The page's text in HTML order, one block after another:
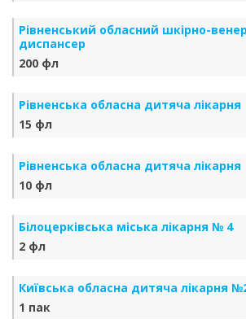
Рівненський обласний шкірно-
диспансер
200 фл
Рівненська обласна дитяча лікарня
15 фл
Рівненська обласна дитяча лікарня
10 фл
Білоцерківська міська лікарня № 4
2 фл
Київська обласна дитяча лікарня
1 пак